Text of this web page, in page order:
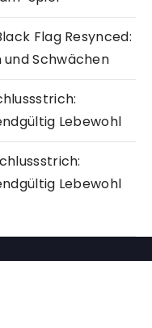
Flag Resynced:
und Schwächen
Lebewohl
Lebewohl